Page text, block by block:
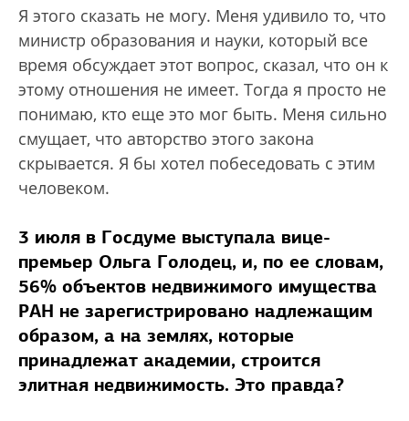
Я этого сказать не могу. Меня удивило то, что
министр образования и науки, который все
время обсуждает этот вопрос, сказал, что он к
этому отношения не имеет. Тогда я просто не
понимаю, кто еще это мог быть. Меня сильно
смущает, что авторство этого закона
скрывается. Я бы хотел побеседовать с этим
человеком.
3 июля в Госдуме выступала вице-
премьер Ольга Голодец, и, по ее словам,
56% объектов недвижимого имущества
РАН не зарегистрировано надлежащим
образом, а на землях, которые
принадлежат академии, строится
элитная недвижимость. Это правда?